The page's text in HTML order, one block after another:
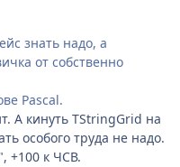
знать надо, а
от собственно
Pascal.
А кинуть TStringGrid на
особого труда не надо.
+100 к ЧСВ.